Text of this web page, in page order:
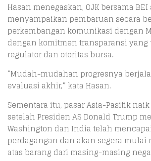
Hasan menegaskan, OJK bersama
menyampaikan pembaruan secara
perkembangan komunikasi dengan
dengan komitmen transparansi
regulator dan otoritas bursa.
“Mudah-mudahan progresnya
evaluasi akhir,” kata Hasan.
Sementara itu, pasar Asia-Pasifik
setelah Presiden AS Donald Trump
Washington dan India telah
perdagangan dan akan segera mulai
atas barang dari masing-masing